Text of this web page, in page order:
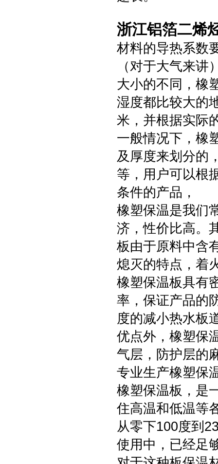
浙江铝箔二烯
材料的导热系数
（对于大气来
大小的不同，橡
湿度都比较大的
米，并根据实际
一般情况下，橡
及厚度来划分的
等，用户可以根
条件的产品，
橡塑保温是我们
济，性价比高。
板由于原料中含
熄灭的特点，着
橡塑保温板具有
率，保证产品的
度的减小热水板
优点外，橡塑保
气层，防护层的
专业生产橡塑保
橡塑保温板，是
住高温和低温等
从零下100度到
使用中，已经足